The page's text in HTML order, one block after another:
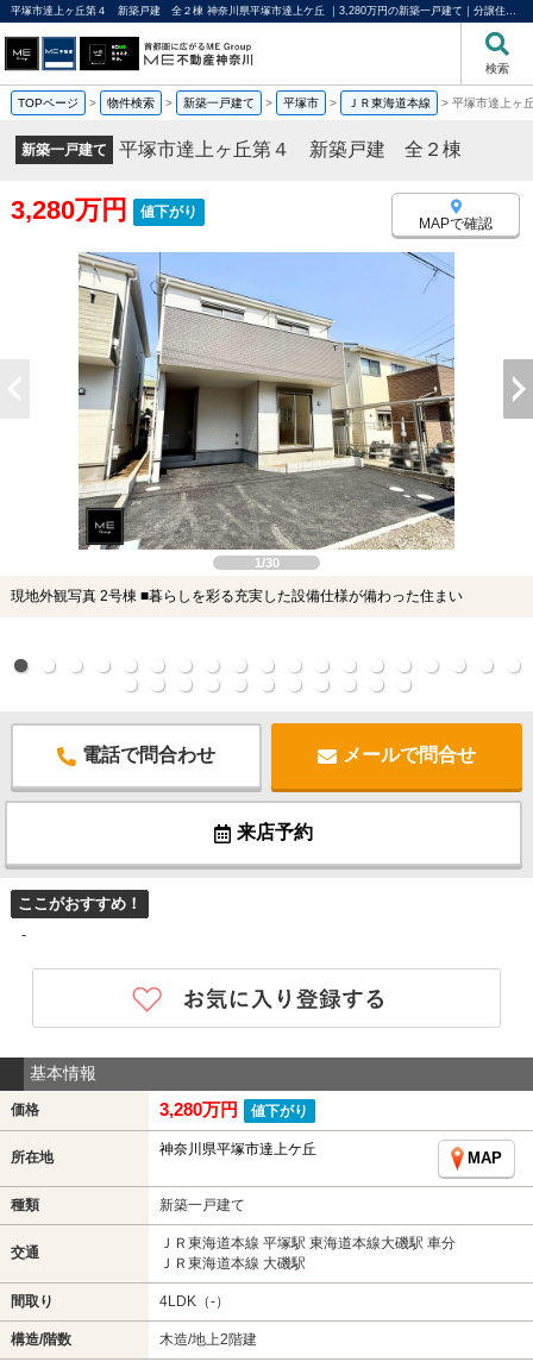
平塚市達上ヶ丘第４ 新築戸建 全２棟 神奈川県平塚市達上ケ丘 ｜3,280万円の新築一戸建て｜分譲住宅や新築物件｜ME不動産神奈川
検索
TOPページ > 物件検索 > 新築一戸建て > 平塚市 > ＪＲ東海道本線 > 平塚市達上
新築一戸建て 平塚市達上ヶ丘第４ 新築戸建 全２棟
3,280万円 値下がり
MAPで確認
1/30
現地外観写真 2号棟 ■暮らしを彩る充実した設備仕様が備わった住まい
電話で問合わせ メールで問合せ
来店予約
ここがおすすめ！
-
基本情報
価格 3,280万円 値下がり
所在地 神奈川県平塚市達上ケ丘
MAP
種類 新築一戸建て
交通
ＪＲ東海道本線 平塚駅 東海道本線大磯駅 車分
ＪＲ東海道本線 大磯駅
間取り 4LDK（-）
構造/階数 木造/地上2階建